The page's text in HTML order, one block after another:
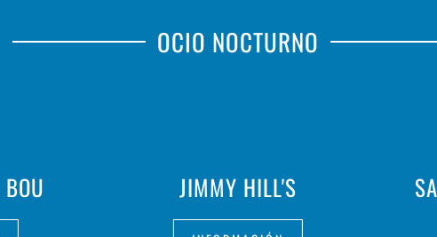
OCIO NOCTURNO
JIMMY HILL'S